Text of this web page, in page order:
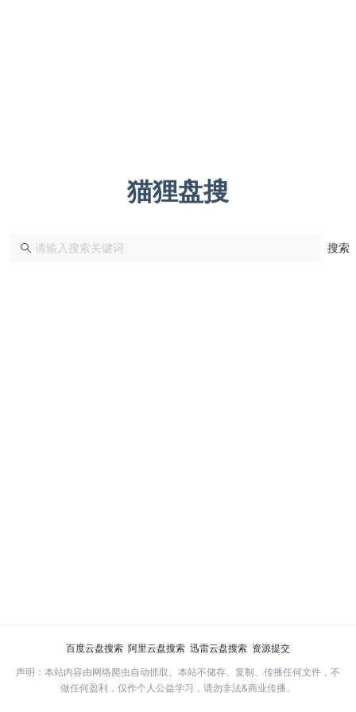
猫狸盘搜
搜索
百度云盘搜索 阿里云盘搜索 迅雷云盘搜索 资源提交
声明：本站内容由网络爬虫自动抓取。本站不储存、复制、传播任何文件，不
做任何盈利，仅作个人公益学习，请勿非法&商业传播。